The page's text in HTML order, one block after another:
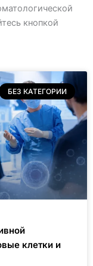
кнопкой
БЕЗ КАТЕГОРИИ
клетки и